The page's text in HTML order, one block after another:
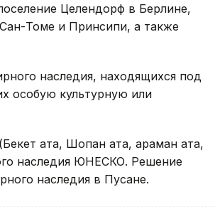
Целендорф в Берлине,
Томе и Принсипи, а также
наследия, находящихся под
особую культурную или
ата, Шопан ата, Қараман ата,
наследия ЮНЕСКО. Решение
наследия в Пусане.